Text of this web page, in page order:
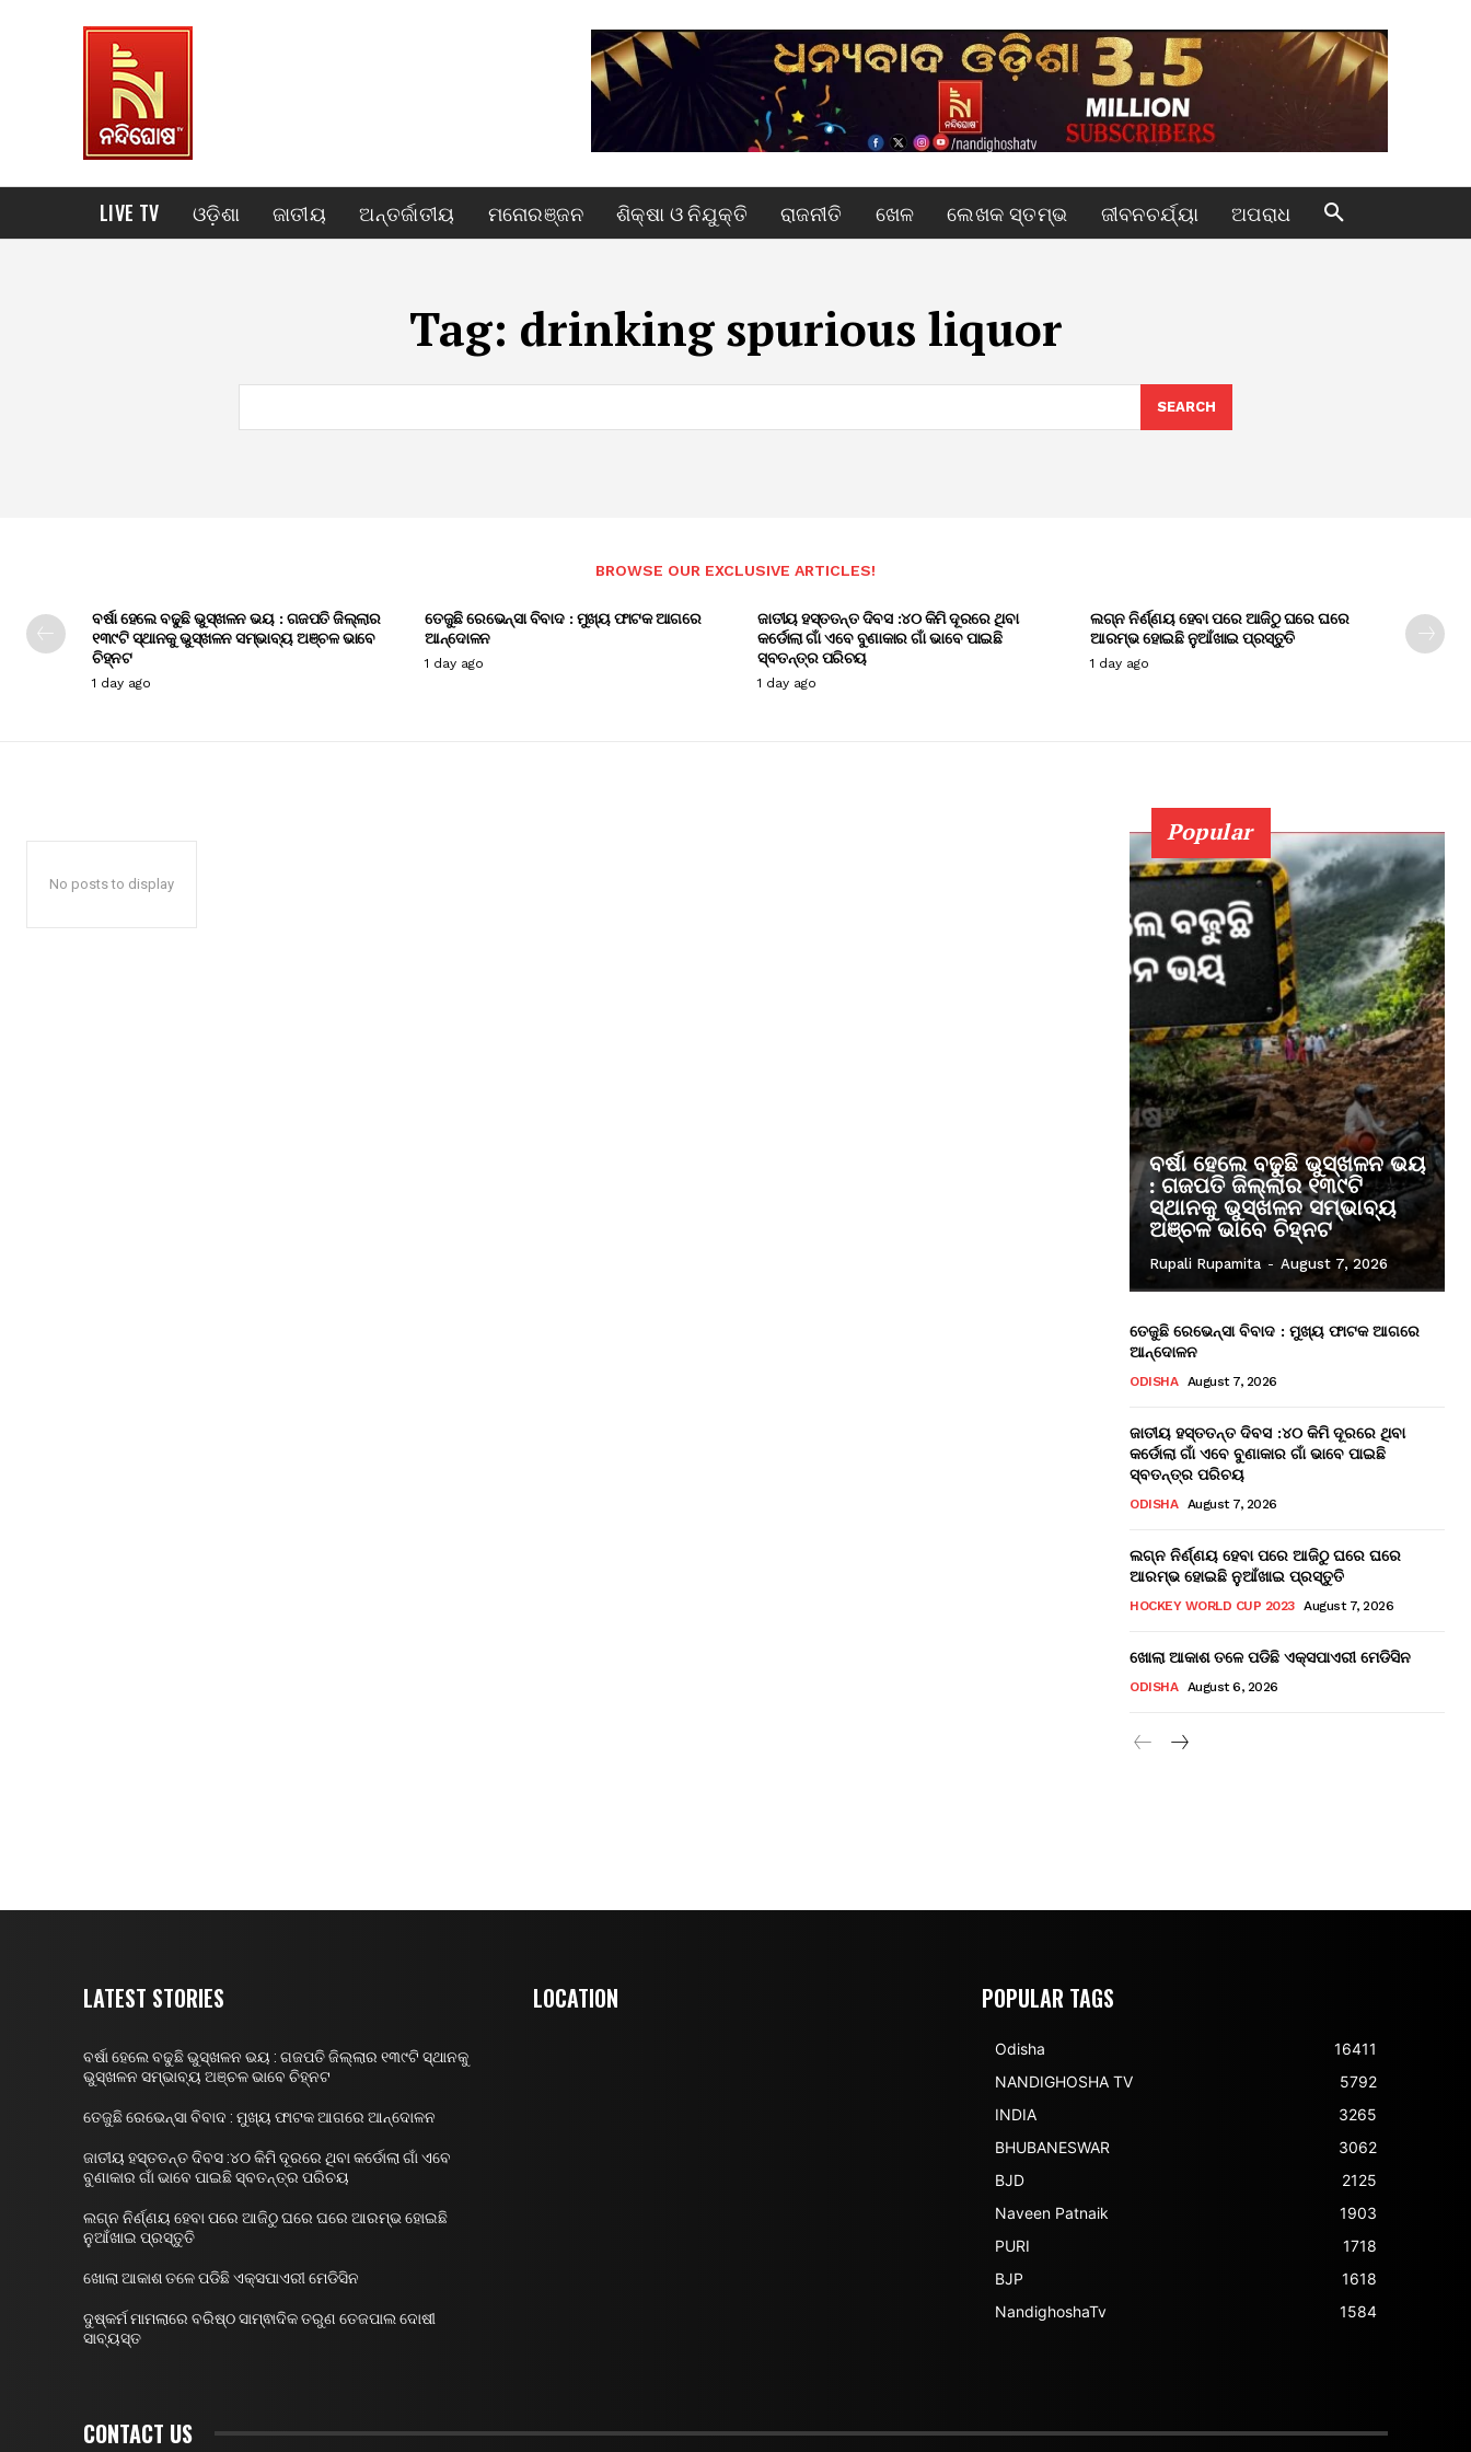
LIVE TV ଓଡ଼ିଶା ଜାତୀୟ ଅନ୍ତର୍ଜାତୀୟ ମନୋରଞ୍ଜନ ଶିକ୍ଷା ଓ ନିଯୁକ୍ତି ରାଜନୀତି ଖେଳ ଲେଖକ ସ୍ତମ୍ଭ ଜୀବନଚର୍ଯ୍ୟା ଅପରାଧ
Tag: drinking spurious liquor
SEARCH
BROWSE OUR EXCLUSIVE ARTICLES!
ବର୍ଷା ହେଲେ ବଢୁଛି ଭୁସ୍ଖଳନ ଭୟ : ଗଜପତି ଜିଲ୍ଲାର
୧୩୯ଟି ସ୍ଥାନକୁ ଭୁସ୍ଖଳନ ସମ୍ଭାବ୍ୟ ଅଞ୍ଚଳ ଭାବେ
ଚିହ୍ନଟ
1 day ago
ତେଜୁଛି ରେଭେନ୍ସା ବିବାଦ : ମୁଖ୍ୟ ଫାଟକ ଆଗରେ
ଆନ୍ଦୋଳନ
1 day ago
ଜାତୀୟ ହସ୍ତତନ୍ତ ଦିବସ :୪୦ କିମି ଦୂରରେ ଥିବା
କର୍ଡୋଲା ଗାଁ ଏବେ ବୁଣାକାର ଗାଁ ଭାବେ ପାଇଛି
ସ୍ବତନ୍ତ୍ର ପରିଚୟ
1 day ago
ଲଗ୍ନ ନିର୍ଣ୍ଣୟ ହେବା ପରେ ଆଜିଠୁ ଘରେ ଘରେ
ଆରମ୍ଭ ହୋଇଛି ନୁଆଁଖାଇ ପ୍ରସ୍ତୁତି
1 day ago
No posts to display
Popular
ବର୍ଷା ହେଲେ ବଢୁଛି ଭୁସ୍ଖଳନ ଭୟ
: ଗଜପତି ଜିଲ୍ଲାର ୧୩୯ଟି
ସ୍ଥାନକୁ ଭୁସ୍ଖଳନ ସମ୍ଭାବ୍ୟ
ଅଞ୍ଚଳ ଭାବେ ଚିହ୍ନଟ
Rupali Rupamita - August 7, 2026
ତେଜୁଛି ରେଭେନ୍ସା ବିବାଦ : ମୁଖ୍ୟ ଫାଟକ ଆଗରେ
ଆନ୍ଦୋଳନ
ODISHA August 7, 2026
ଜାତୀୟ ହସ୍ତତନ୍ତ ଦିବସ :୪୦ କିମି ଦୂରରେ ଥିବା
କର୍ଡୋଲା ଗାଁ ଏବେ ବୁଣାକାର ଗାଁ ଭାବେ ପାଇଛି
ସ୍ବତନ୍ତ୍ର ପରିଚୟ
ODISHA August 7, 2026
ଲଗ୍ନ ନିର୍ଣ୍ଣୟ ହେବା ପରେ ଆଜିଠୁ ଘରେ ଘରେ
ଆରମ୍ଭ ହୋଇଛି ନୁଆଁଖାଇ ପ୍ରସ୍ତୁତି
HOCKEY WORLD CUP 2023 August 7, 2026
ଖୋଲା ଆକାଶ ତଳେ ପଡିଛି ଏକ୍ସପାଏରୀ ମେଡିସିନ
ODISHA August 6, 2026
LATEST STORIES
ବର୍ଷା ହେଲେ ବଢୁଛି ଭୁସ୍ଖଳନ ଭୟ : ଗଜପତି ଜିଲ୍ଲାର ୧୩୯ଟି ସ୍ଥାନକୁ
ଭୁସ୍ଖଳନ ସମ୍ଭାବ୍ୟ ଅଞ୍ଚଳ ଭାବେ ଚିହ୍ନଟ
ତେଜୁଛି ରେଭେନ୍ସା ବିବାଦ : ମୁଖ୍ୟ ଫାଟକ ଆଗରେ ଆନ୍ଦୋଳନ
ଜାତୀୟ ହସ୍ତତନ୍ତ ଦିବସ :୪୦ କିମି ଦୂରରେ ଥିବା କର୍ଡୋଲା ଗାଁ ଏବେ
ବୁଣାକାର ଗାଁ ଭାବେ ପାଇଛି ସ୍ବତନ୍ତ୍ର ପରିଚୟ
ଲଗ୍ନ ନିର୍ଣ୍ଣୟ ହେବା ପରେ ଆଜିଠୁ ଘରେ ଘରେ ଆରମ୍ଭ ହୋଇଛି
ନୁଆଁଖାଇ ପ୍ରସ୍ତୁତି
ଖୋଲା ଆକାଶ ତଳେ ପଡିଛି ଏକ୍ସପାଏରୀ ମେଡିସିନ
ଦୁଷ୍କର୍ମ ମାମଲାରେ ବରିଷ୍ଠ ସାମ୍ଵାଦିକ ତରୁଣ ତେଜପାଲ ଦୋଷୀ
ସାବ୍ୟସ୍ତ
LOCATION POPULAR TAGS
Odisha
16411
NANDIGHOSHA TV
5792
INDIA
3265
BHUBANESWAR
3062
BJD
2125
Naveen Patnaik
1903
PURI
1718
BJP
1618
NandighoshaTv
1584
CONTACT US